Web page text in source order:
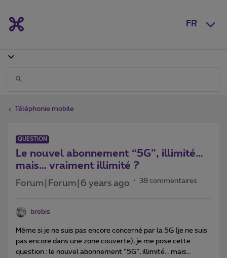
FR
Téléphonie mobile
QUESTION
Le nouvel abonnement “5G”, illimité…
mais… vraiment illimité ?
Forum|Forum|6 years ago 38 commentaires
brebis
Même si je ne suis pas encore concerné par la 5G (je ne suis
pas encore dans une zone couverte), je me pose cette
question : le nouvel abonnement “5G”, illimité… mais…